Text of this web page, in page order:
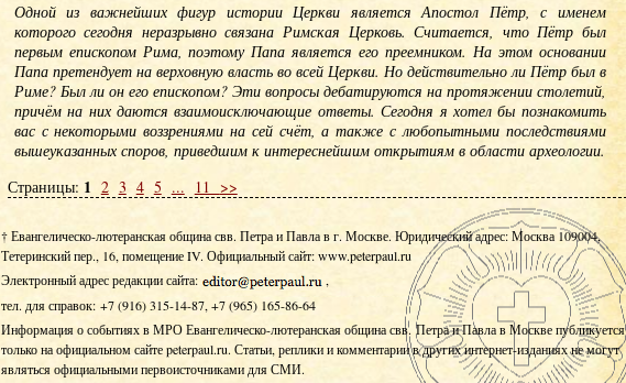
Одной из важнейших фигур истории Церкви является Апостол Пётр, с именем
которого сегодня неразрывно связана Римская Церковь. Считается, что Пётр был
первым епископом Рима, поэтому Папа является его преемником. На этом основании
Папа претендует на верховную власть во всей Церкви. Но действительно ли Пётр был в
Риме? Был ли он его епископом? Эти вопросы дебатируются на протяжении столетий,
причём на них даются взаимоисключающие ответы. Сегодня я хотел бы познакомить
вас с некоторыми воззрениями на сей счёт, а также с любопытными последствиями
вышеуказанных споров, приведшим к интереснейшим открытиям в области археологии.
Страницы: 1 2 3 4 5 ... 11 >>
† Евангелическо-лютеранская община свв. Петра и Павла в г. Москве. Юридический адрес: Москва 109004,
Тетеринский пер., 16, помещение IV. Официальный сайт: www.peterpaul.ru
Электронный адрес редакции сайта:
,
тел. для справок: +7 (916) 315-14-87, +7 (965) 165-86-64
Информация о событиях в МРО Евангелическо-лютеранская община свв. Петра и Павла в Москве публикуется
только на официальном сайте peterpaul.ru. Статьи, реплики и комментарии в других интернет-изданиях не могут
являться официальными первоисточниками для СМИ.